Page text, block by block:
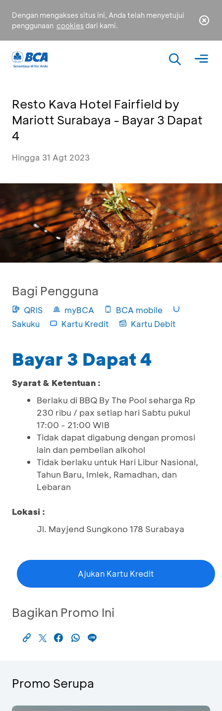
Dengan mengakses situs ini, Anda telah menyetujui
penggunaan cookies dari kami.
Resto Kava Hotel Fairfield by
Mariott Surabaya - Bayar 3 Dapat
4
Hingga 31 Agt 2023
Bagi Pengguna
QRIS myBCA
BCA mobile
Sakuku
Kartu Kredit Kartu Debit
Bayar 3 Dapat 4
Syarat & Ketentuan :
Berlaku di BBQ By The Pool seharga Rp
230 ribu / pax setiap hari Sabtu pukul
17:00 - 21:00 WIB
Tidak dapat digabung dengan promosi
lain dan pembelian alkohol
Tidak berlaku untuk Hari Libur Nasional,
Tahun Baru, Imlek, Ramadhan, dan
Lebaran
Lokasi :
Jl. Mayjend Sungkono 178 Surabaya
Ajukan Kartu Kredit
Bagikan Promo Ini
Promo Serupa